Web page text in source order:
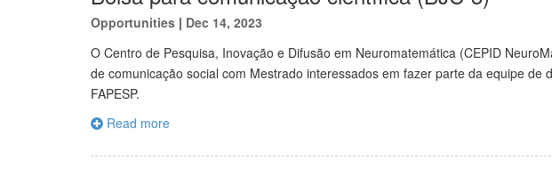
Opportunities | Dec 14, 2023
O Centro de Pesquisa, Inovação e Difusão em Neuromatemática (CEPID
de comunicação social com Mestrado interessados em fazer parte da equipe de
FAPESP.
Read more